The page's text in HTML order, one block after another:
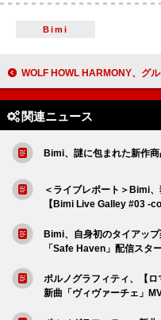
Bimi
WOLF HOWL HARMONY、グループの絆＆決意を歌った初のバラード「Letters」サプライズ配信
関連ニュース
Bimi、謎に包まれた新作
＜ライブレポート＞Bimi
【Bimi Live Galley #03 -
Bimi、自身初のタイアッ
「Safe Haven」配信スタ
ポルノグラフィティ、【
新曲「ヴィヴァーチェ」